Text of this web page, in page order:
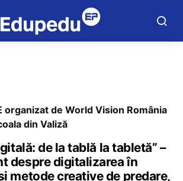
organizat de World Vision România
din Valiză
de la tablă la tabletă” –
despre digitalizarea în
metode creative de predare,